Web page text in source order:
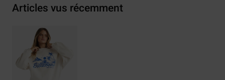
Articles vus récemment